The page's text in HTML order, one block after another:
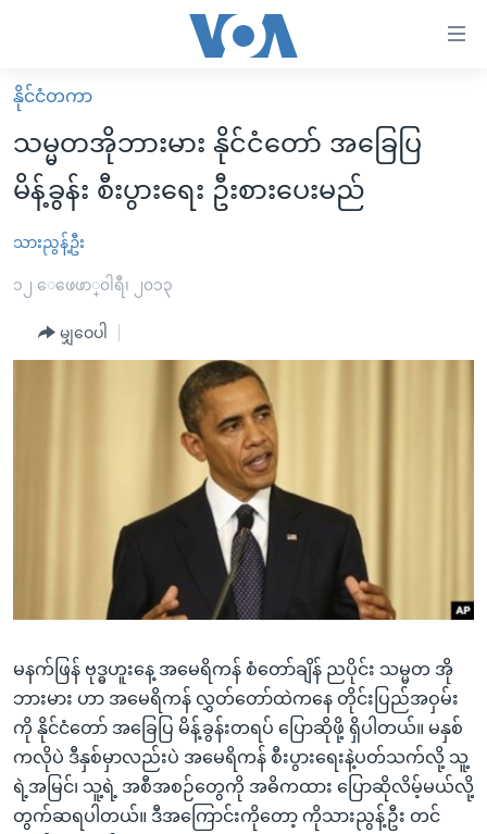
လွယ်ကူ
စေ
သည့်
Link
များ
ပင်မ
ရန်
ရှာဖွေ
ရန်
နေရာ
သို့
ကျော်
မူလစာမျက်နှာ
မြန်မာ
ကမ္ဘာ့သတင်းများ
နိုင်ငံတကာ
အစ္စရေး-ပါလက်စတိုင်း
သတင်းလွတ်လပ်ခွင့်
အင်္ဂလိပ်စာလေ့လာမယ်
သုတပဒေသာ အင်္ဂလိပ်စာ
ရေဒီယိုနှင့်ရုပ်သံ အချက်အလက်များ
Learning English
ဗွီအိုအေ လူမှုကွန်ယက်များ
ဘာသာစကားများ
နိုင်ငံတကာ
သမ္မတအိုဘားမား နိုင်ငံတော် အခြေပြ
မိန့်ခွန်း စီးပွားရေး ဦးစားပေးမည်
သားညွန့်ဦး
၁၂ ေဖေဖာ္၀ါရီ၊ ၂၀၁၃
မျှဝေပါ
မနက်ဖြန် ဗုဒ္ဓဟူးနေ့ အမေရိကန် စံတော်ချိန် ညပိုင်း သမ္မတ အို
ဘားမား ဟာ အမေရိကန် လွှတ်တော်ထဲကနေ တိုင်းပြည်အဝှမ်း
ကို နိုင်ငံတော် အခြေပြ မိန့်ခွန်းတရပ် ပြောဆိုဖို့ ရှိပါတယ်။ မနှစ်
ကလိုပဲ ဒီနှစ်မှာလည်းပဲ အမေရိကန် စီးပွားရေးနဲ့ပတ်သက်လို့ သူ့
ရဲ့အမြင်၊ သူ့ရဲ့ အစီအစဉ်တွေကို အဓိကထား ပြောဆိုလိမ့်မယ်လို့
တွက်ဆရပါတယ်။ ဒီအကြောင်းကိုတော့ ကိုသားညွန့်ဦး တင်